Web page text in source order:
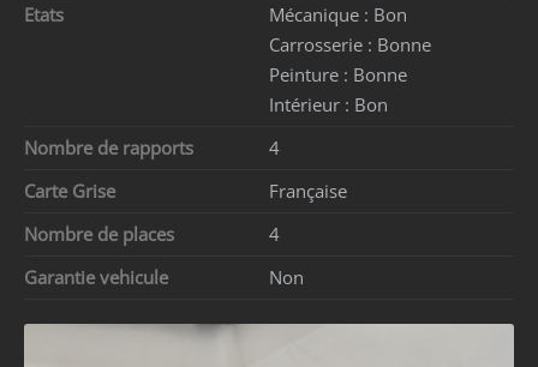
Etats Mécanique : Bon
Carrosserie : Bonne
Peinture : Bonne
Intérieur : Bon
Nombre de rapports
4
Carte Grise
Française
Nombre de places
4
Garantie vehicule
Non